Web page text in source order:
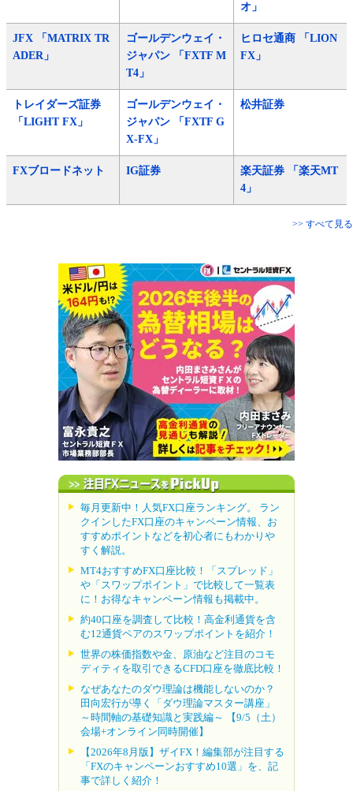
オ」
JFX 「MATRIX TR
ADER」
ゴールデンウェイ・
ジャパン 「FXTF M
T4」
ヒロセ通商 「LION
FX」
トレイダーズ証券
「LIGHT FX」
ゴールデンウェイ・
ジャパン 「FXTF G
X-FX」
松井証券
FXブロードネット IG証券
楽天証券 「楽天MT
4」
>> すべて見る
毎月更新中！人気FX口座ランキング。 ラン
クインしたFX口座のキャンペーン情報、お
すすめポイントなどを初心者にもわかりや
すく解説。
MT4おすすめFX口座比較！「スプレッド」
や「スワップポイント」で比較して一覧表
に！お得なキャンペーン情報も掲載中。
約40口座を調査して比較！高金利通貨を含
む12通貨ペアのスワップポイントを紹介！
世界の株価指数や金、原油など注目のコモ
ディティを取引できるCFD口座を徹底比較！
なぜあなたのダウ理論は機能しないのか？
田向宏行が導く「ダウ理論マスター講座」
～時間軸の基礎知識と実践編～ 【9/5（土）
会場+オンライン同時開催】
【2026年8月版】ザイFX！編集部が注目する
「FXのキャンペーンおすすめ10選」を、記
事で詳しく紹介！